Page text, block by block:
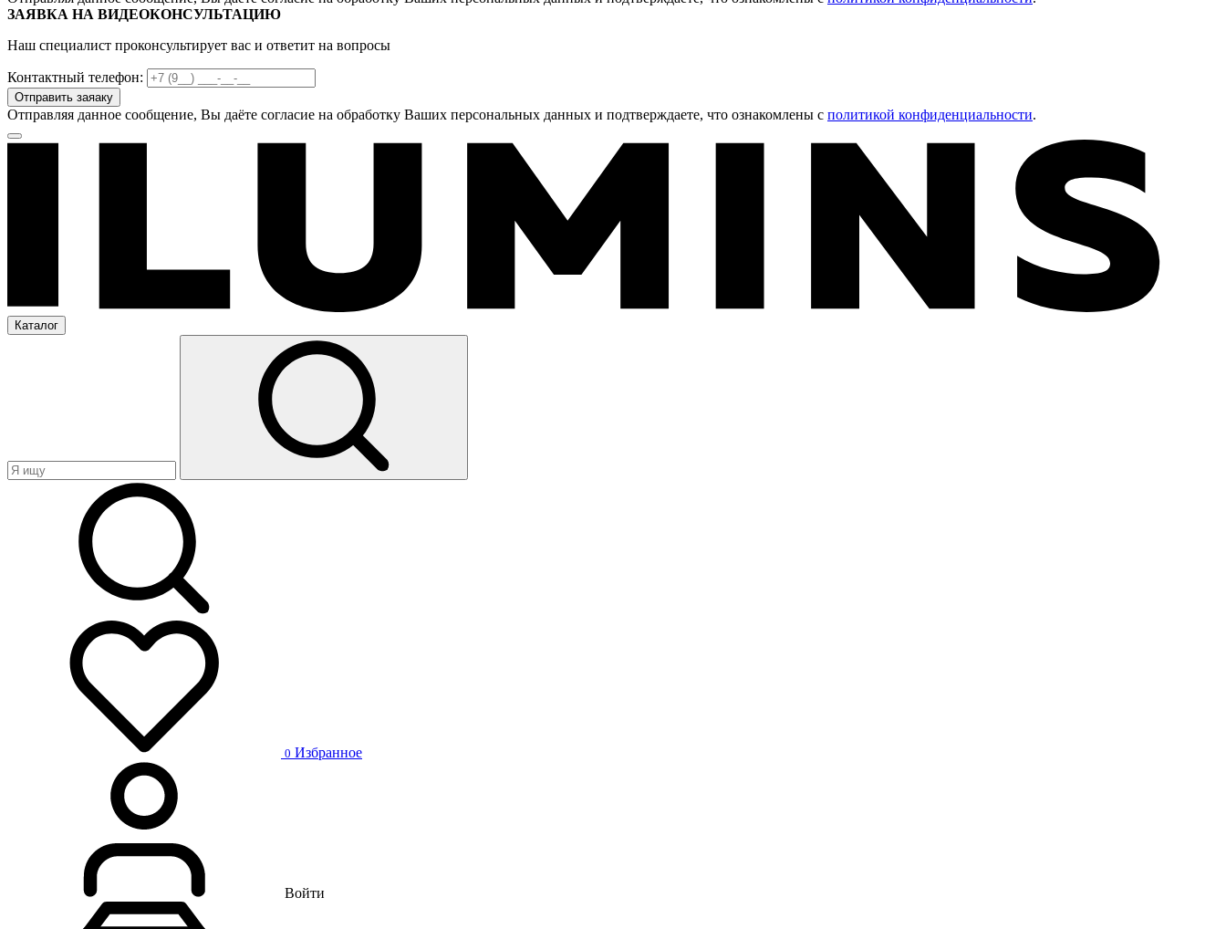
ЗАЯВКА НА ВИДЕОКОНСУЛЬТАЦИЮ
Наш специалист проконсультирует вас и ответит на вопросы
Контактный телефон:
Отправляя данное сообщение, Вы даёте согласие на обработку Ваших персональных данных и подтверждаете, что ознакомлены с политикой конфиденциальности.
Каталог
0 Избранное
Войти